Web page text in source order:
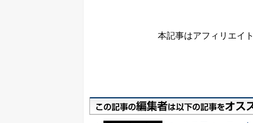
本記事はアフィリエイ